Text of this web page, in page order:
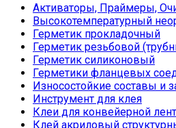
Активаторы, Праймеры,
Высокотемпературный
Герметик прокладочный
Герметик резьбовой
Герметик силиконовый
Герметики фланцевых
Износостойкие составы и
Инструмент для клея
Клеи для конвейерной
Клей акриловый